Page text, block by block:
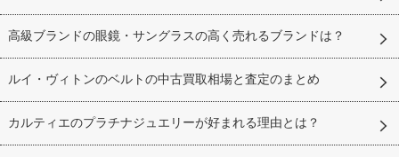
高級ブランドの眼鏡・サングラスの高く売れるブランドは？
ルイ・ヴィトンのベルトの中古買取相場と査定のまとめ
カルティエのプラチナジュエリーが好まれる理由とは？